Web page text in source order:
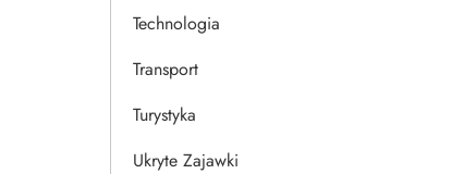
Technologia
Transport
Turystyka
Ukryte Zajawki